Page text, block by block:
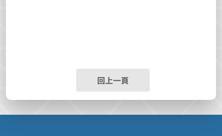
回上一頁